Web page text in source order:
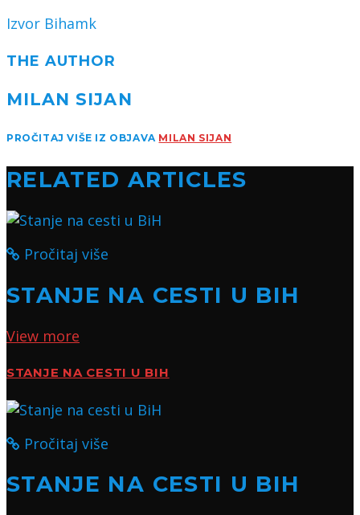
Izvor Bihamk
THE AUTHOR
MILAN SIJAN
PROČITAJ VIŠE IZ OBJAVA MILAN SIJAN
RELATED ARTICLES
Pročitaj više
STANJE NA CESTI U BIH
View more
STANJE NA CESTI U BIH
Pročitaj više
STANJE NA CESTI U BIH